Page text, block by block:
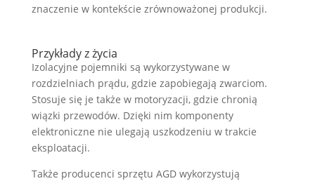
znaczenie w kontekście zrównoważonej produkcji.
Przykłady z życia
Izolacyjne pojemniki są wykorzystywane w
rozdzielniach prądu, gdzie zapobiegają zwarciom.
Stosuje się je także w motoryzacji, gdzie chronią
wiązki przewodów. Dzięki nim komponenty
elektroniczne nie ulegają uszkodzeniu w trakcie
eksploatacji.
Także producenci sprzętu AGD wykorzystują